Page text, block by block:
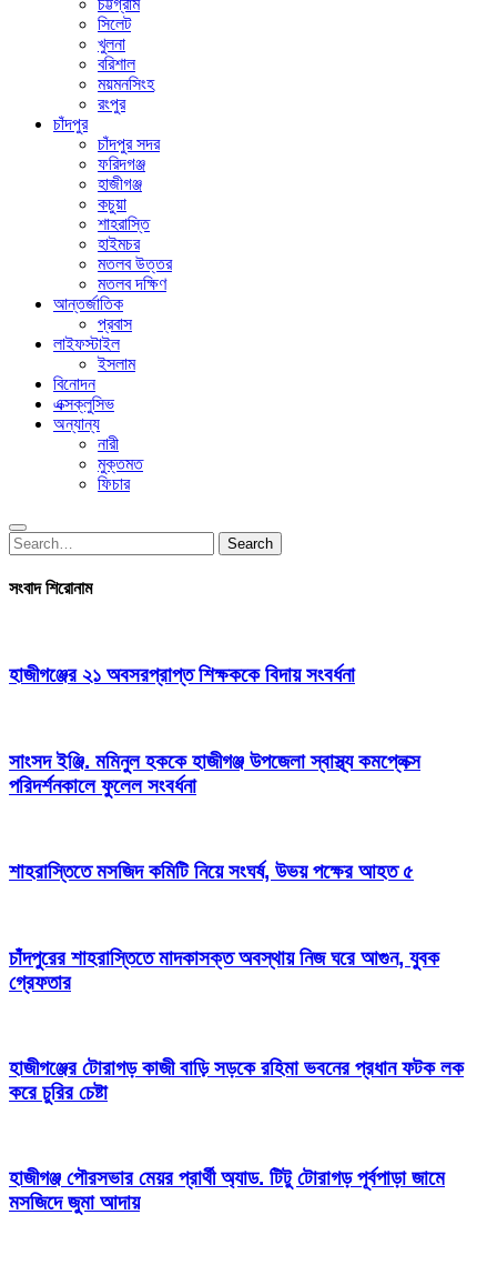
চট্টগ্রাম
সিলেট
খুলনা
বরিশাল
ময়মনসিংহ
রংপুর
চাঁদপুর
চাঁদপুর সদর
ফরিদগঞ্জ
হাজীগঞ্জ
কচুয়া
শাহরাস্তি
হাইমচর
মতলব উত্তর
মতলব দক্ষিণ
আন্তর্জাতিক
প্রবাস
লাইফস্টাইল
ইসলাম
বিনোদন
এক্সক্লুসিভ
অন্যান্য
নারী
মুক্তমত
ফিচার
Search
for:
Search
সংবাদ শিরোনাম
হাজীগঞ্জের ২১ অবসরপ্রাপ্ত শিক্ষককে বিদায় সংবর্ধনা
সাংসদ ইঞ্জি. মমিনুল হককে হাজীগঞ্জ উপজেলা স্বাস্থ্য কমপ্লেক্স
পরিদর্শনকালে ফুলেল সংবর্ধনা
শাহরাস্তিতে মসজিদ কমিটি নিয়ে সংঘর্ষ, উভয় পক্ষের আহত ৫
চাঁদপুরের শাহরাস্তিতে মাদকাসক্ত অবস্থায় নিজ ঘরে আগুন, যুবক
গ্রেফতার
হাজীগঞ্জের টোরাগড় কাজী বাড়ি সড়কে রহিমা ভবনের প্রধান ফটক লক
করে চুরির চেষ্টা
হাজীগঞ্জ পৌরসভার মেয়র প্রার্থী অ্যাড. টিটু টোরাগড় পূর্বপাড়া জামে
মসজিদে জুমা আদায়